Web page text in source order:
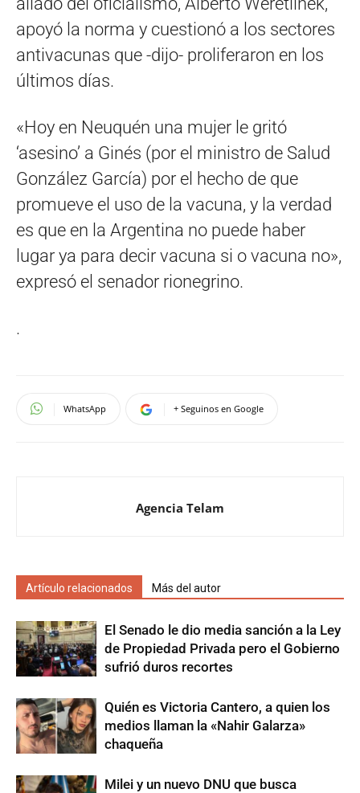
apoyó la norma y cuestionó a los sectores
antivacunas que -dijo- proliferaron en los
últimos días.
«Hoy en Neuquén una mujer le gritó
‘asesino’ a Ginés (por el ministro de Salud
González García) por el hecho de que
promueve el uso de la vacuna, y la verdad
es que en la Argentina no puede haber
lugar ya para decir vacuna si o vacuna no»,
expresó el senador rionegrino.
.
WhatsApp + Seguinos en Google
Agencia Telam
Artículo relacionados Más del autor
El Senado le dio media sanción a la Ley
de Propiedad Privada pero el Gobierno
sufrió duros recortes
Quién es Victoria Cantero, a quien los
medios llaman la «Nahir Galarza»
chaqueña
Milei y un nuevo DNU que busca